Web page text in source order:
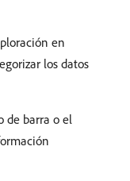
en
los datos
de barra o el